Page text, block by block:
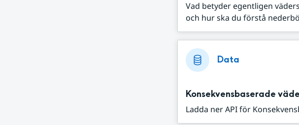
Vad betyder egentligen
och hur ska du förstå
Data
Konsekvensbaserade
Ladda ner API för